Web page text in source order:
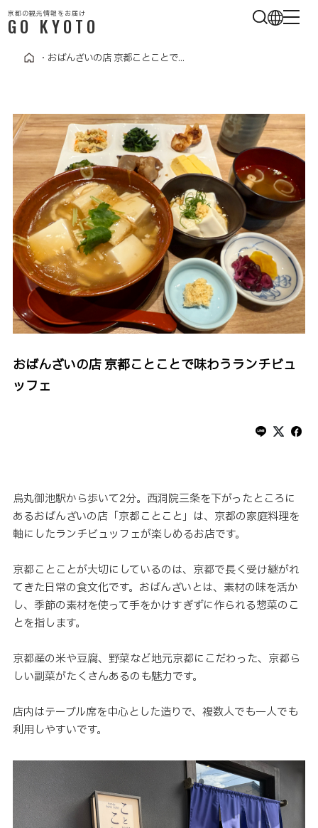
・ おばんざいの店 京都ことことで...
おばんざいの店 京都ことことで味わうランチビュ
ッフェ
烏丸御池駅から歩いて2分。西洞院三条を下がったところに
あるおばんざいの店「京都ことこと」は、京都の家庭料理を
軸にしたランチビュッフェが楽しめるお店です。
京都ことことが大切にしているのは、京都で長く受け継がれ
てきた日常の食文化です。おばんざいとは、素材の味を活か
し、季節の素材を使って手をかけすぎずに作られる惣菜のこ
とを指します。
京都産の米や豆腐、野菜など地元京都にこだわった、京都ら
しい副菜がたくさんあるのも魅力です。
店内はテーブル席を中心とした造りで、複数人でも一人でも
利用しやすいです。
京都の観光情報をお届け
GO KYOTO